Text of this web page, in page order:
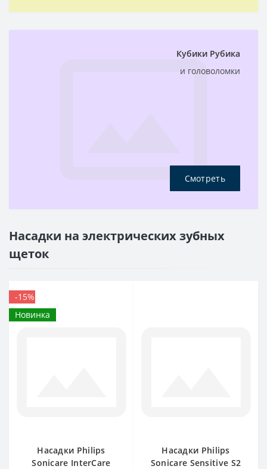
Кубики Рубика
и головоломки
Смотреть
Насадки на электрических зубных
щеток
-15%
Новинка
Насадки Philips
Sonicare InterCare
Насадки Philips
Sonicare Sensitive S2